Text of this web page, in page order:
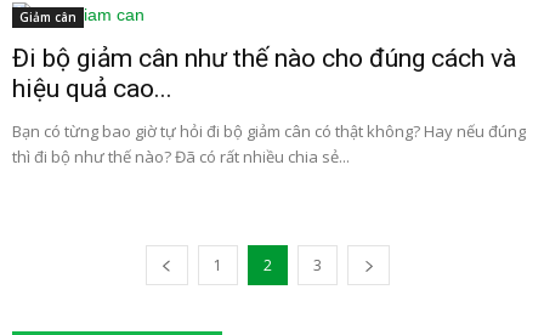
Giảm cân
Đi bộ giảm cân như thế nào cho đúng cách và
hiệu quả cao...
Bạn có từng bao giờ tự hỏi đi bộ giảm cân có thật không? Hay nếu đúng
thì đi bộ như thế nào? Đã có rất nhiều chia sẻ...
1 2 3